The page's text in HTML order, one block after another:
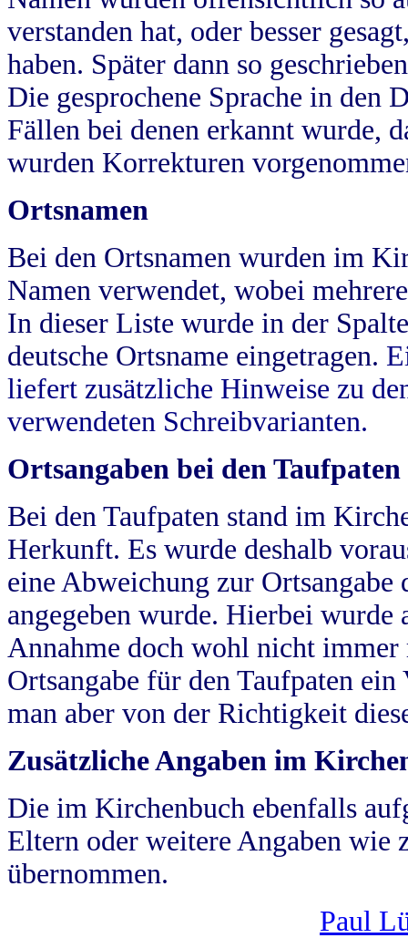
verstanden hat, oder besser
haben. Später dann so
Die gesprochene Sprache in
Fällen bei denen erkannt wurde,
wurden Korrekturen
Ortsnamen
Bei den Ortsnamen wurden im
Namen verwendet, wobei
In dieser Liste wurde in der
deutsche Ortsname eingetragen.
liefert zusätzliche Hinweise zu
verwendeten Schreibvarianten.
Ortsangaben bei den Taufpaten
Bei den Taufpaten stand im
Herkunft. Es wurde deshalb
eine Abweichung zur
angegeben wurde. Hierbei wurde
Annahme doch wohl nicht
Ortsangabe für den Taufpaten
man aber von der Richtigkeit
Zusätzliche Angaben im
Die im Kirchenbuch ebenfalls
Eltern oder weitere Angaben wie
übernommen.
Paul